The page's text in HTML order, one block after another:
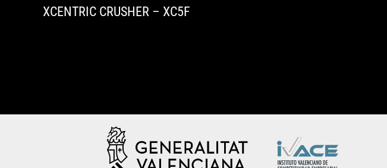
XCENTRIC CRUSHER – XC5F